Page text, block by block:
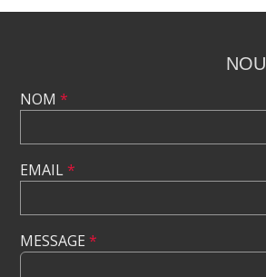
NOM *
EMAIL*
MESSAGE *